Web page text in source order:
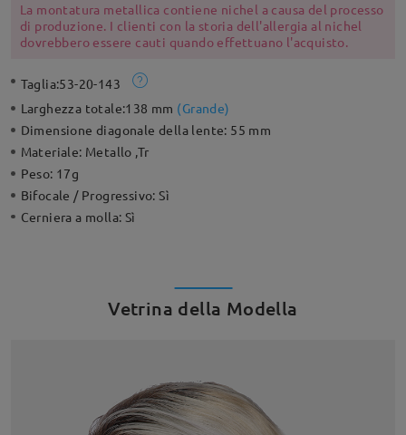
La montatura metallica contiene nichel a causa del processo
di produzione. I clienti con la storia dell'allergia al nichel
dovrebbero essere cauti quando effettuano l'acquisto.
Taglia:53-20-143
Larghezza totale:138 mm (Grande)
Dimensione diagonale della lente: 55 mm
Materiale: Metallo ,Tr
Peso: 17g
Bifocale / Progressivo:Sì
Cerniera a molla: Sì
Vetrina della Modella